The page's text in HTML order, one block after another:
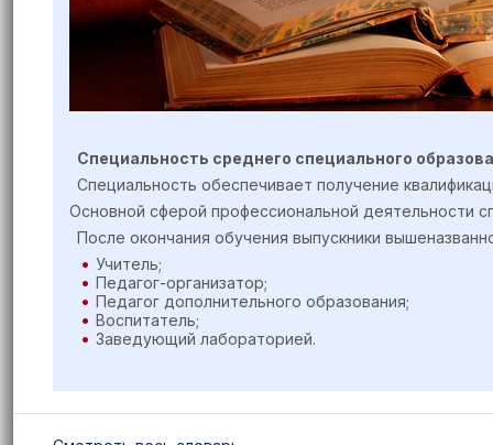
Специальность среднего специального
Специальность обеспечивает получение
Основной сферой профессиональной деятельности
После окончания обучения выпускники
Учитель;
Педагог-организатор;
Педагог дополнительного образования;
Воспитатель;
Заведующий лабораторией.